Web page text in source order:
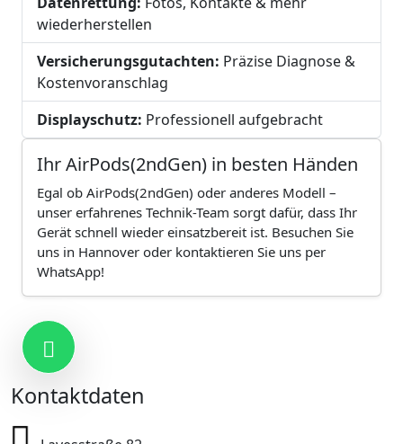
wiederherstellen
Versicherungsgutachten: Präzise Diagnose &
Kostenvoranschlag
Displayschutz: Professionell aufgebracht
Ihr AirPods(2ndGen) in besten Händen
Egal ob AirPods(2ndGen) oder anderes Modell –
unser erfahrenes Technik-Team sorgt dafür, dass Ihr
Gerät schnell wieder einsatzbereit ist. Besuchen Sie
uns in Hannover oder kontaktieren Sie uns per
WhatsApp!
Kontakt
Kontaktdaten